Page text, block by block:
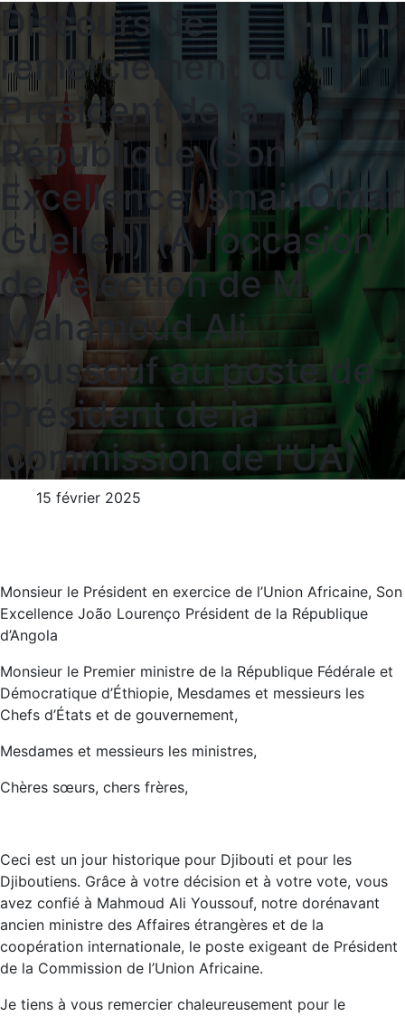
Discours de
remerciement du
Président de la
République (Son
Excellence Ismail Omar
Guelleh) (A l’occasion
de l’élection de M.
Mahamoud Ali
Youssouf au poste de
Président de la
Commission de l’UA)
15 février 2025
Monsieur le Président en exercice de l’Union Africaine, Son
Excellence João Lourenço Président de la République
d’Angola
Monsieur le Premier ministre de la République Fédérale et
Démocratique d’Éthiopie, Mesdames et messieurs les
Chefs d’États et de gouvernement,
Mesdames et messieurs les ministres,
Chères sœurs, chers frères,
Ceci est un jour historique pour Djibouti et pour les
Djiboutiens. Grâce à votre décision et à votre vote, vous
avez confié à Mahmoud Ali Youssouf, notre dorénavant
ancien ministre des Affaires étrangères et de la
coopération internationale, le poste exigeant de Président
de la Commission de l’Union Africaine.
Je tiens à vous remercier chaleureusement pour le